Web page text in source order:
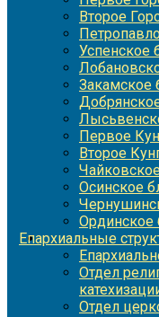
Второе
Успенское
Закамское
Первое
Второе
Осинское
Ординское
Епархиальные
Отдел
Отдел